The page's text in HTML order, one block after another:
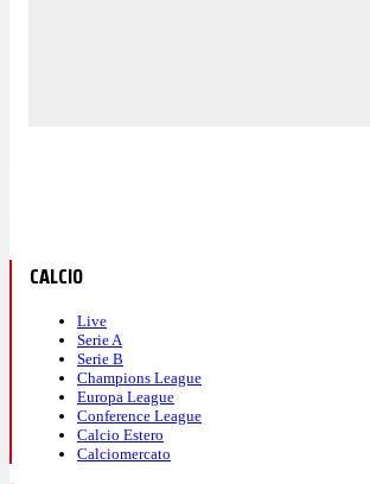
CALCIO
Live
Serie A
Serie B
Champions League
Europa League
Conference League
Calcio Estero
Calciomercato